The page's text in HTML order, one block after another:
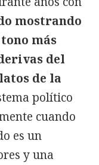
mostrando
más
del
de la
político
cuando
es un
y una